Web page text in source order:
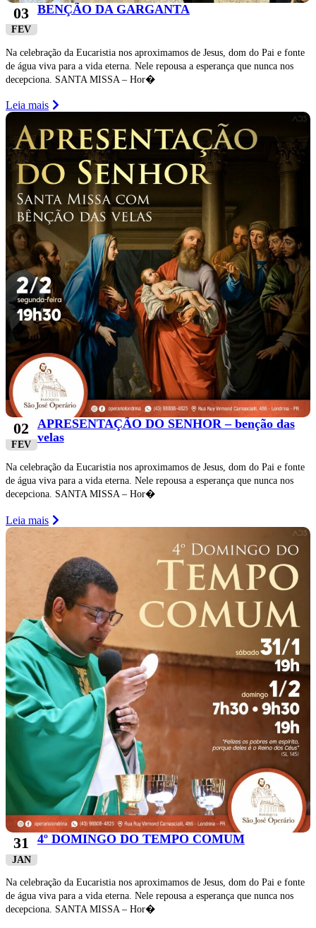
03
FEV
BENÇÃO DA GARGANTA
Na celebração da Eucaristia nos aproximamos de Jesus, dom do Pai e fonte
de água viva para a vida eterna. Nele repousa a esperança que nunca nos
decepciona. SANTA MISSA – Hor�
Leia mais
02
FEV
APRESENTAÇÃO DO SENHOR – benção das
velas
Na celebração da Eucaristia nos aproximamos de Jesus, dom do Pai e fonte
de água viva para a vida eterna. Nele repousa a esperança que nunca nos
decepciona. SANTA MISSA – Hor�
Leia mais
31
JAN
4º DOMINGO DO TEMPO COMUM
Na celebração da Eucaristia nos aproximamos de Jesus, dom do Pai e fonte
de água viva para a vida eterna. Nele repousa a esperança que nunca nos
decepciona. SANTA MISSA – Hor�